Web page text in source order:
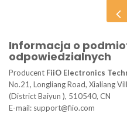
Informacja o
odpowiedzialnych
Producent FiiO Electronics
No.21, Longliang Road, Xialiang
(District Baiyun ), 510540, CN
E-mail: support@fiio.com